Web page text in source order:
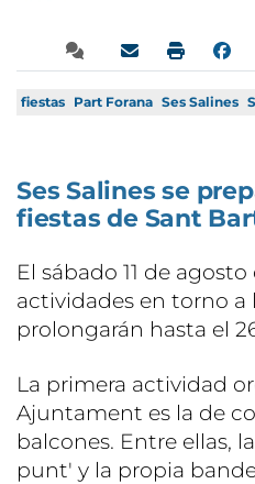
fiestas Part Forana Ses Salines
Ses Salines se
fiestas de Sant
El sábado 11 de
actividades en torno a
prolongarán hasta el
La primera actividad
Ajuntament es la de
balcones. Entre ellas,
punt' y la propia